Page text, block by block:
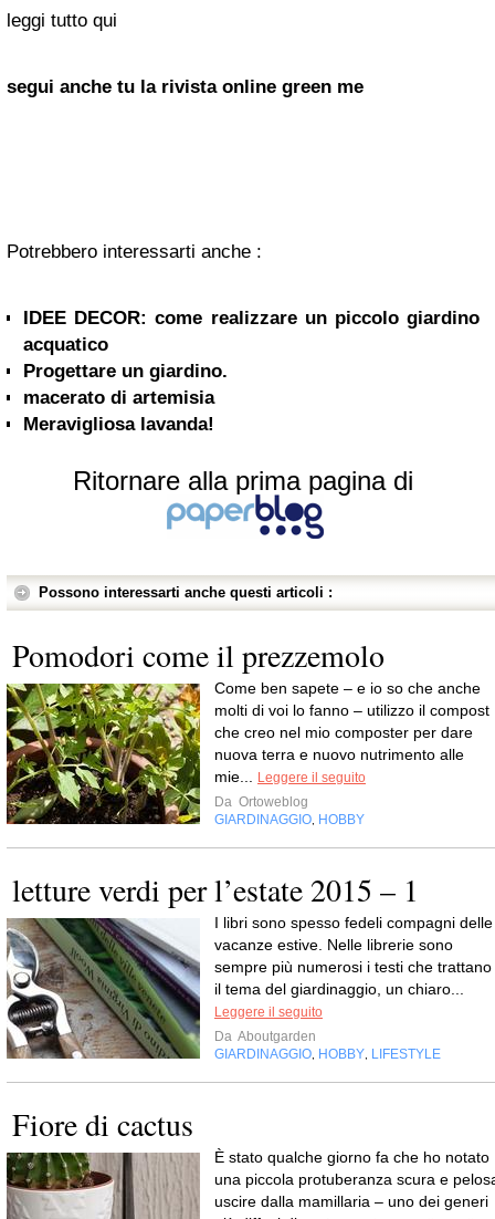
leggi tutto qui
segui anche tu la rivista online green me
Potrebbero interessarti anche :
IDEE DECOR: come realizzare un piccolo giardino
acquatico
Progettare un giardino.
macerato di artemisia
Meravigliosa lavanda!
Ritornare alla prima pagina di
Possono interessarti anche questi articoli :
Pomodori come il prezzemolo
Come ben sapete – e io so che anche
molti di voi lo fanno – utilizzo il compost
che creo nel mio composter per dare
nuova terra e nuovo nutrimento alle
mie...
Leggere il seguito
Da Ortoweblog
GIARDINAGGIO HOBBY
letture verdi per l’estate 2015 – 1
I libri sono spesso fedeli compagni delle
vacanze estive. Nelle librerie sono
sempre più numerosi i testi che trattano
il tema del giardinaggio, un chiaro...
Leggere il seguito
Da Aboutgarden
GIARDINAGGIO HOBBY LIFESTYLE
Fiore di cactus
È stato qualche giorno fa che ho notato
una piccola protuberanza scura e
uscire dalla mamillaria – uno dei generi